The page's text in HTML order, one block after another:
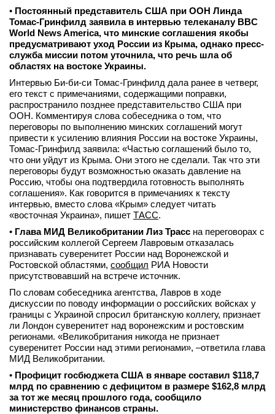
• Постоянный представитель США при ООН Линда
Томас-Гринфилд заявила в интервью телеканалу BBC
World News America, что минские соглашения якобы
предусматривают уход России из Крыма, однако пресс-
служба миссии потом уточнила, что речь шла об
областях на востоке Украины.
Интервью Би-би-си Томас-Гринфилд дала ранее в четверг,
его текст с примечаниями, содержащими поправки,
распространило позднее представительство США при
ООН. Комментируя слова собеседника о том, что
переговоры по выполнению минских соглашений могут
привести к усилению влияния России на востоке Украины,
Томас-Гринфилд заявила: «Частью соглашений было то,
что они уйдут из Крыма. Они этого не сделали. Так что эти
переговоры будут возможностью оказать давление на
Россию, чтобы она подтвердила готовность выполнять
соглашения». Как говорится в примечаниях к тексту
интервью, вместо слова «Крым» следует читать
«восточная Украина», пишет ТАСС.
• Глава МИД Великобритании Лиз Трасс на переговорах с
российским коллегой Сергеем Лавровым отказалась
признавать суверенитет России над Воронежской и
Ростовской областями, сообщил РИА Новости
присутствовавший на встрече источник.
По словам собеседника агентства, Лавров в ходе
дискуссии по поводу информации о российских войсках у
границы с Украиной спросил британскую коллегу, признает
ли Лондон суверенитет над воронежским и ростовским
регионами. «Великобритания никогда не признает
суверенитет России над этими регионами», –ответила глава
МИД Великобритании.
• Профицит госбюджета США в январе составил $118,7
млрд по сравнению с дефицитом в размере $162,8 млрд
за тот же месяц прошлого года, сообщило
министерство финансов страны.